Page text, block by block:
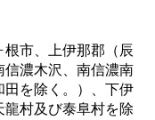
市、上伊那郡（辰
信濃木沢、南信濃南
田を除く。）、下伊
村及び泰阜村を除